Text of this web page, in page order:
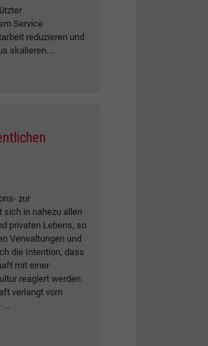
Service
reduzieren und
skalieren....
zur
in nahezu allen
privaten Lebens, so
Verwaltungen und
die Intention, dass
mit einer
reagiert werden
verlangt vom
...